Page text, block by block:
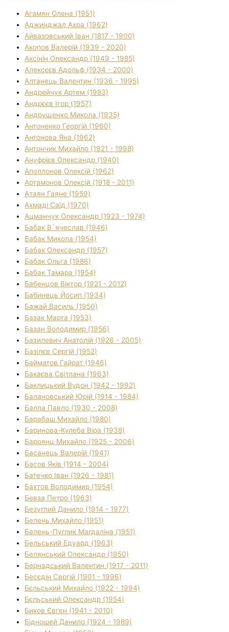
Агамян Олена (1951)
Аджинджал Ахра (1962)
Айвазовський Іван (1817 - 1900)
Акопов Валерій (1939 - 2020)
Аксінін Олександр (1949 - 1985)
Алексєєв Адольф (1934 - 2000)
Алтанець Валентин (1936 - 1995)
Андрейчук Артем (1983)
Андрєєв Ігор (1957)
Андрущенко Микола (1935)
Антоненко Георгій (1960)
Антонова Яна (1962)
Антончик Михайло (1921 - 1998)
Ануфрієв Олександр (1940)
Аполлонов Олексій (1962)
Артамонов Олексій (1918 - 2011)
Атаян Гаяне (1959)
Ахмаді Саїд (1970)
Ацманчук Олександр (1923 - 1974)
Бабак В`ячеслав (1946)
Бабак Микола (1954)
Бабак Олександр (1957)
Бабак Ольга (1986)
Бабак Тамара (1954)
Бабенцов Віктор (1921 - 2012)
Бабинець Йосип (1934)
Бажай Василь (1950)
Базак Марта (1953)
Базан Володимир (1956)
Базилевич Анатолій (1926 - 2005)
Базілєв Сергій (1952)
Байматов Гайрат (1946)
Бакаєва Світлана (1963)
Баклицький Вудон (1942 - 1992)
Балановський Юрій (1914 - 1984)
Балла Павло (1930 - 2008)
Барабаш Михайло (1980)
Баринова-Кулеба Віра (1938)
Бароянц Михайло (1925 - 2006)
Басанець Валерій (1941)
Басов Яків (1914 - 2004)
Батечко Іван (1926 - 1981)
Бахтов Володимир (1954)
Бевза Петро (1963)
Безуглий Данило (1914 - 1977)
Белень Михайло (1951)
Белень-Пуглик Магдаліна (1951)
Бельський Едуард (1963)
Белянський Олександр (1950)
Бернадський Валентин (1917 - 2011)
Бесєдін Сергій (1901 - 1996)
Бєльський Михайло (1922 - 1994)
Бєльський Олександр (1954)
Биков Євген (1941 - 2010)
Бідношей Данило (1924 - 1989)